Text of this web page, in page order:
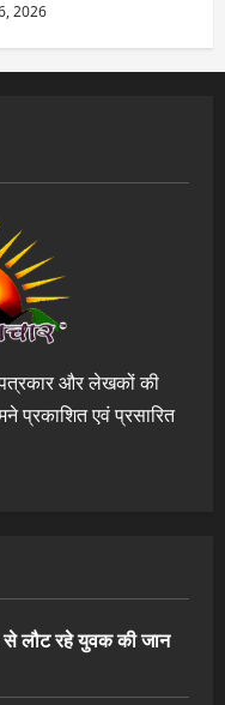
2026
और लेखकों की
प्रकाशित एवं प्रसारित
से लौट रहे युवक की जान